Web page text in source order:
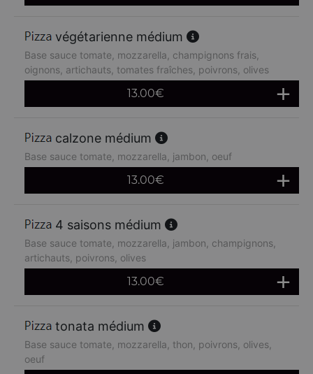
végétarienne médium
Base sauce tomate, mozzarella, champignons frais,
oignons, artichauts, tomates fraîches, poivrons, olives
13.00€
calzone médium
Base sauce tomate, mozzarella, jambon, oeuf
13.00€
4 saisons médium
Base sauce tomate, mozzarella, jambon, champignons,
artichauts, poivrons, olives
13.00€
tonata médium
Base sauce tomate, mozzarella, thon, poivrons, olives,
oeuf